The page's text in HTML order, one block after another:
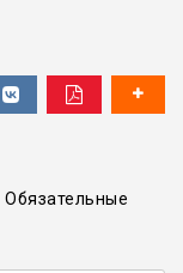
Обязательные